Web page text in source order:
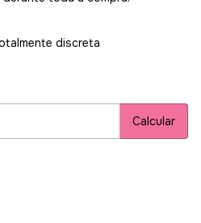
discreta
Calcular